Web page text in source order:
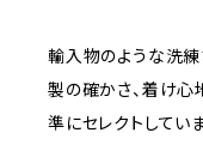
E70
YELLOW
5000~
輸入物のような洗練
製の確かさ、着け心
準にセレクトしていま